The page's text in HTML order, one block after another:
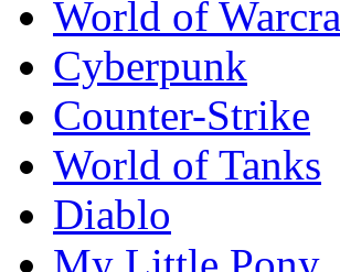
World of
Сyberpunk
Counter-Strike
World of Tanks
Diablo